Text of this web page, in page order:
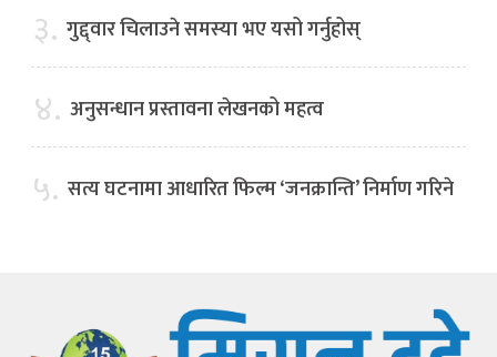
३. गुद्द्वार चिलाउने समस्या भए यसो गर्नुहोस्
४. अनुसन्धान प्रस्तावना लेखनको महत्व
५. सत्य घटनामा आधारित फिल्म ‘जनक्रान्ति’ निर्माण गरिने